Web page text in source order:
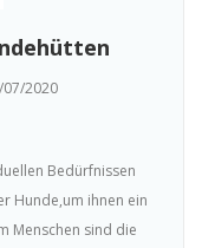
07/2020
Bedürfnissen
Hunde,um ihnen ein
Menschen sind die